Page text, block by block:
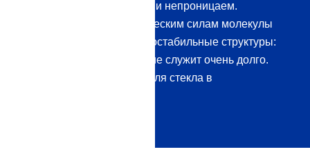
абсолютно прозрачен, но и непроницаем.
Благодаря электростатическим силам молекулы
кремния образуют высокостабильные структуры:
Это означает, что покрытие служит очень долго.
Купить жидкий герметик для стекла в